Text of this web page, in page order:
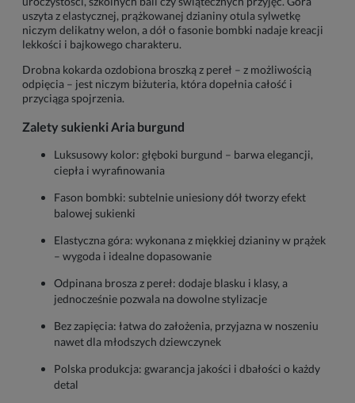
uszyta z elastycznej, prążkowanej dzianiny otula sylwetkę
niczym delikatny welon, a dół o fasonie bombki nadaje kreacji
lekkości i bajkowego charakteru.
Drobna kokarda ozdobiona broszką z pereł – z możliwością
odpięcia – jest niczym biżuteria, która dopełnia całość i
przyciąga spojrzenia.
Zalety sukienki Aria burgund
Luksusowy kolor: głęboki burgund – barwa elegancji,
ciepła i wyrafinowania
Fason bombki: subtelnie uniesiony dół tworzy efekt
balowej sukienki
Elastyczna góra: wykonana z miękkiej dzianiny w prążek
– wygoda i idealne dopasowanie
Odpinana brosza z pereł: dodaje blasku i klasy, a
jednocześnie pozwala na dowolne stylizacje
Bez zapięcia: łatwa do założenia, przyjazna w noszeniu
nawet dla młodszych dziewczynek
Polska produkcja: gwarancja jakości i dbałości o każdy
detal